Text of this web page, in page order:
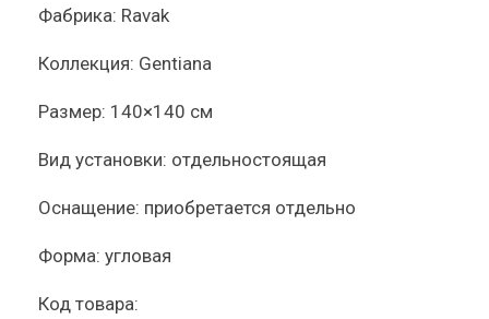
Фабрика: Ravak
Коллекция: Gentiana
Размер: 140×140 см
Вид установки: отдельностоящая
Оснащение: приобретается отдельно
Форма: угловая
Код товара: